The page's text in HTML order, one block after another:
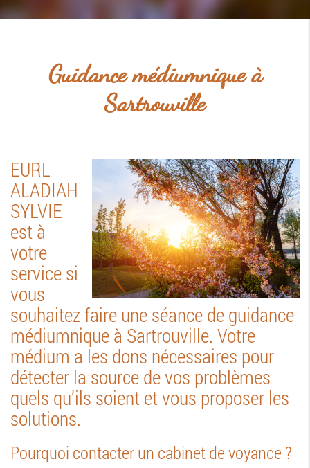
Guidance médiumnique à
Sartrouville
EURL
ALADIAH
SYLVIE
est à
votre
service si
vous
souhaitez faire une séance de guidance
médiumnique à Sartrouville. Votre
médium a les dons nécessaires pour
détecter la source de vos problèmes
quels qu’ils soient et vous proposer les
solutions.
Pourquoi contacter un cabinet de voyance ?